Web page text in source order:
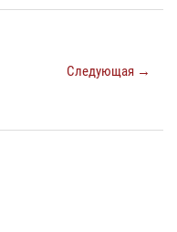
Следующая →